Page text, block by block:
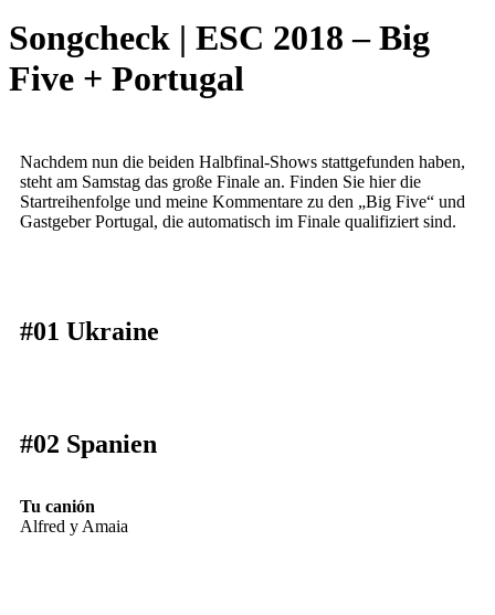
Songcheck | ESC 2018 – Big
Five + Portugal
Nachdem nun die beiden Halbfinal-Shows stattgefunden haben,
steht am Samstag das große Finale an. Finden Sie hier die
Startreihenfolge und meine Kommentare zu den „Big Five“ und
Gastgeber Portugal, die automatisch im Finale qualifiziert sind.
#01 Ukraine
#02 Spanien
Tu canión
Alfred y Amaia